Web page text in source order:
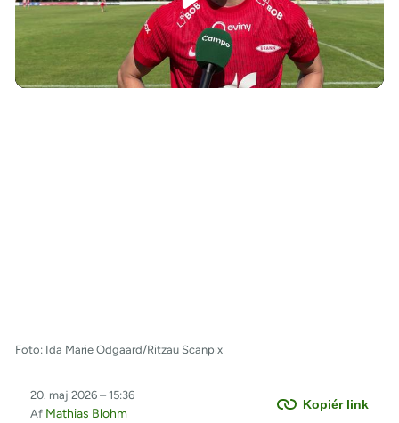
/
Foto: Ida Marie Odgaard/Ritzau Scanpix
Kopiér link
20. maj 2026 – 15:36
Af Mathias Blohm